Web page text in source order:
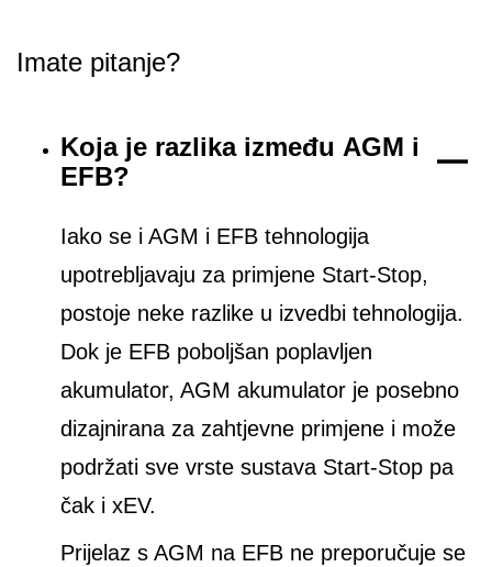
Imate pitanje?
Koja je razlika između AGM i
EFB?
Iako se i AGM i EFB tehnologija
upotrebljavaju za primjene Start-Stop,
postoje neke razlike u izvedbi tehnologija.
Dok je EFB poboljšan poplavljen
akumulator, AGM akumulator je posebno
dizajnirana za zahtjevne primjene i može
podržati sve vrste sustava Start-Stop pa
čak i xEV.
Prijelaz s AGM na EFB ne preporučuje se